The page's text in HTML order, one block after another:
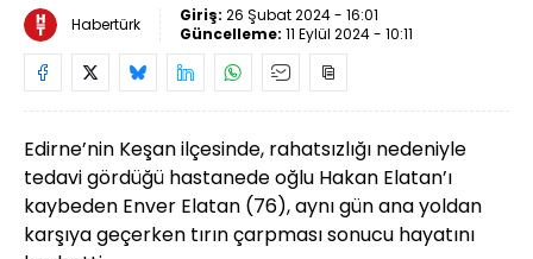
Habertürk Giriş: 26 Şubat 2024 - 16:01
Güncelleme: 11 Eylül 2024 - 10:11
Edirne’nin Keşan ilçesinde, rahatsızlığı nedeniyle
tedavi gördüğü hastanede oğlu Hakan Elatan’ı
kaybeden Enver Elatan (76), aynı gün ana yoldan
karşıya geçerken tırın çarpması sonucu hayatını